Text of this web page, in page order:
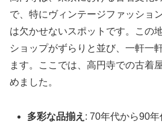
で、特にヴィンテージファッショ
は欠かせないスポットです。この
ショップがずらりと並び、一軒一
ます。ここでは、高円寺での古着
めました。
多彩な品揃え : 70年代から90